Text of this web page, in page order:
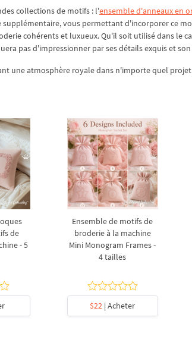
collections de motifs : l'ensemble d'anneaux en
vous permettant d'incorporer ce
cohérents et luxueux. Qu'il soit utilisé dans le
pas d'impressionner par ses détails exquis et
une atmosphère royale dans n'importe quel
de
- 5
Ensemble de motifs de
broderie à la machine
Mini Monogram Frames -
4 tailles
$22 | Acheter